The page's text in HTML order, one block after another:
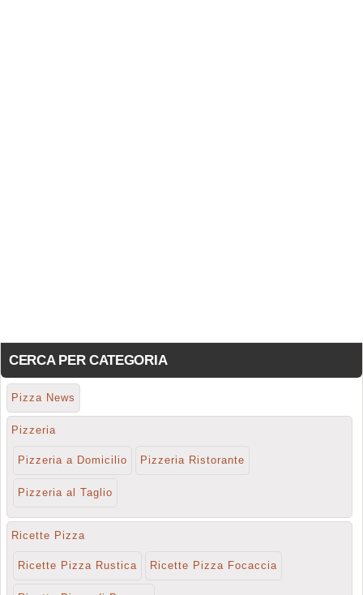
CERCA PER CATEGORIA
Pizza News
Pizzeria
Pizzeria a Domicilio Pizzeria Ristorante
Pizzeria al Taglio
Ricette Pizza
Ricette Pizza Rustica Ricette Pizza Focaccia